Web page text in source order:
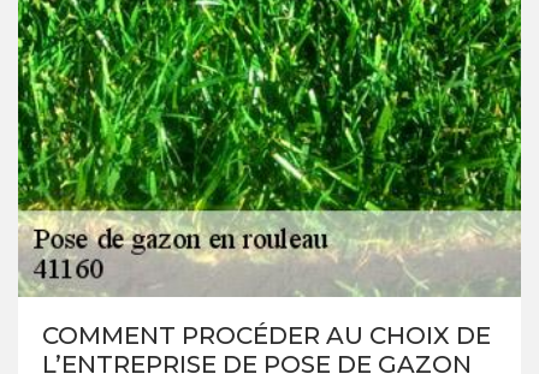
COMMENT PROCÉDER AU CHOIX DE
L’ENTREPRISE DE POSE DE GAZON